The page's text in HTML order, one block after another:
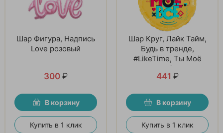
Шар Фигура, Надпись
Love розовый
300 ₽
В корзину
Купить в 1 клик
Шар Круг, Лайк Тайм,
Будь в тренде,
#LikeTime, Ты Моё
Всё!
441 ₽
В корзину
Купить в 1 клик